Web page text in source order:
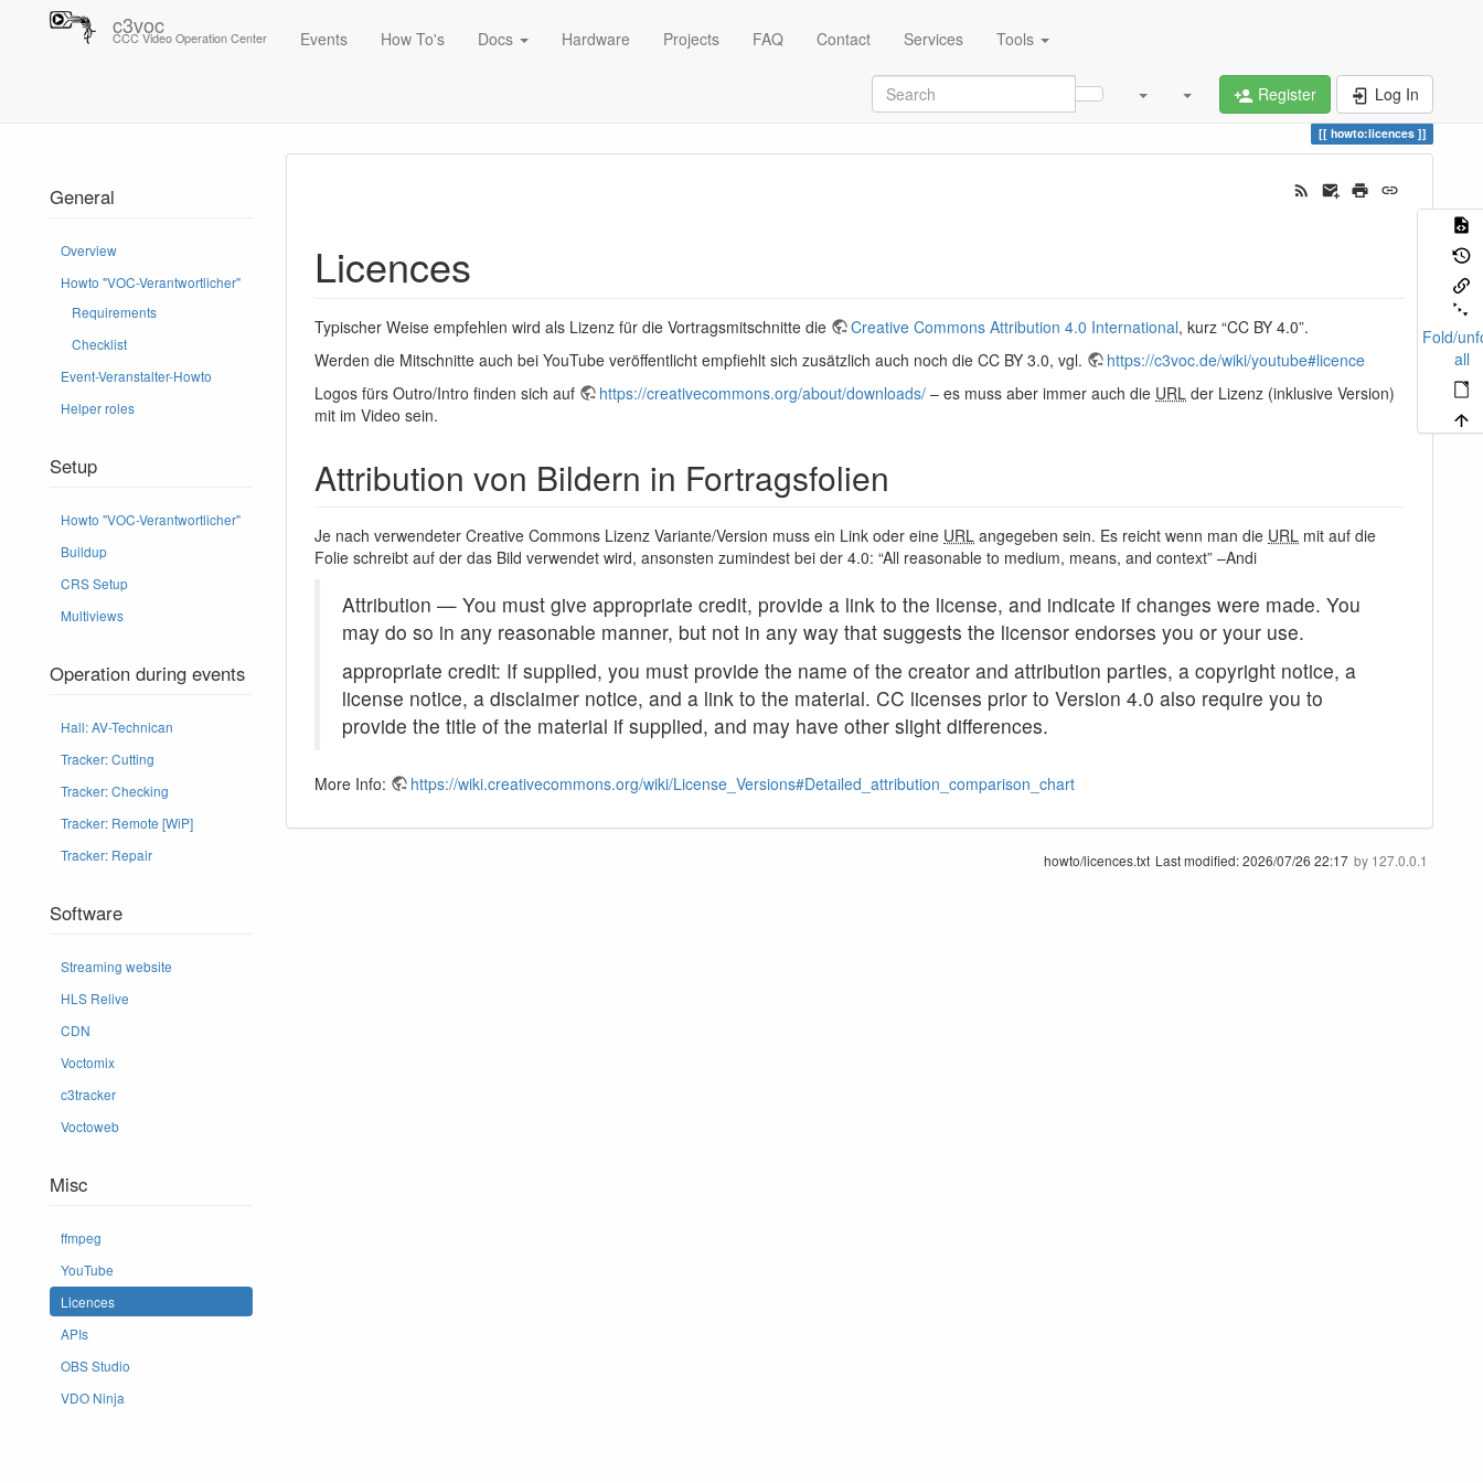
c3voc
CCC Video Operation Center Events How To's Docs Hardware Projects FAQ Contact Services Tools
Register Log In
howto:licences
General
Overview
Howto "VOC-Verantwortlicher"
Requirements
Checklist
Event-Veranstalter-Howto
Helper roles
Setup
Howto "VOC-Verantwortlicher"
Buildup
CRS Setup
Multiviews
Operation during events
Hall: AV-Technican
Tracker: Cutting
Tracker: Checking
Tracker: Remote [WiP]
Tracker: Repair
Software
Streaming website
HLS Relive
CDN
Voctomix
c3tracker
Voctoweb
Misc
ffmpeg
YouTube
Licences
APIs
OBS Studio
VDO Ninja
Fold/
all
Licences
Typischer Weise empfehlen wird als Lizenz für die Vortragsmitschnitte die Creative Commons Attribution 4.0 International, kurz “CC BY 4.0”.
Werden die Mitschnitte auch bei YouTube veröffentlicht empfiehlt sich zusätzlich auch noch die CC BY 3.0, vgl.
https://c3voc.de/wiki/youtube#licence
Logos fürs Outro/Intro finden sich auf
https://creativecommons.org/about/downloads/ – es muss aber immer auch die URL der Lizenz (inklusive Version)
mit im Video sein.
Attribution von Bildern in Fortragsfolien
Je nach verwendeter Creative Commons Lizenz Variante/Version muss ein Link oder eine URL angegeben sein. Es reicht wenn man die URL mit auf die
Folie schreibt auf der das Bild verwendet wird, ansonsten zumindest bei der 4.0: “All reasonable to medium, means, and context” –Andi
Attribution — You must give appropriate credit, provide a link to the license, and indicate if changes were made. You
may do so in any reasonable manner, but not in any way that suggests the licensor endorses you or your use.
appropriate credit: If supplied, you must provide the name of the creator and attribution parties, a copyright notice, a
license notice, a disclaimer notice, and a link to the material. CC licenses prior to Version 4.0 also require you to
provide the title of the material if supplied, and may have other slight differences.
More Info: https://wiki.creativecommons.org/wiki/License_Versions#Detailed_attribution_comparison_chart
howto/licences.txt Last modified:2026/07/26 22:17 by 127.0.0.1